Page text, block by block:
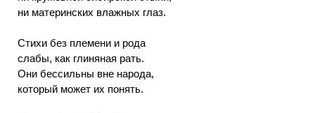
ни материнских влажных глаз.
Стихи без племени и рода
слабы, как глиняная рать.
Они бессильны вне народа,
который может их понять.